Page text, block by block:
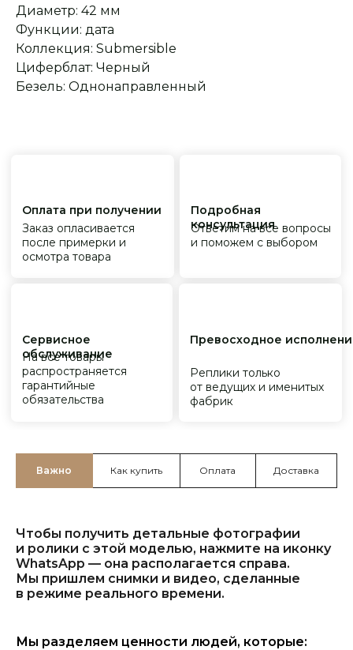
Диаметр: 42 мм
Функции: дата
Коллекция: Submersible
Циферблат: Черный
Безель: Однонаправленный
Важно Как купить Оплата Доставка
Чтобы получить детальные фотографии
и ролики с этой моделью, нажмите на иконку
WhatsApp — она располагается справа.
Мы пришлем снимки и видео, сделанные
в режиме реального времени.
Мы разделяем ценности людей, которые: